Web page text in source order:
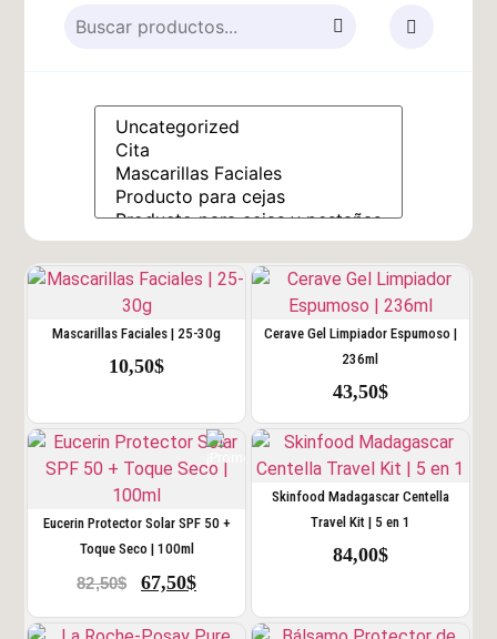
Mascarillas Faciales | 25-30g
10,50$
Cerave Gel Limpiador Espumoso |
236ml
43,50$
Eucerin Protector Solar SPF 50 +
Toque Seco | 100ml
82,50$ 67,50$
Skinfood Madagascar Centella
Travel Kit | 5 en 1
84,00$